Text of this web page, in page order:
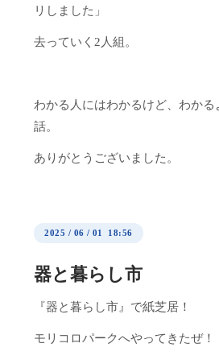
リしました」
去っていく2人組。
わかる人にはわかるけど、わかる
話。
ありがとうございました。
2025 / 06 / 01 18:56
器と暮らし市
『器と暮らし市』で紙芝居！
モリコロパークへやってきたぜ！